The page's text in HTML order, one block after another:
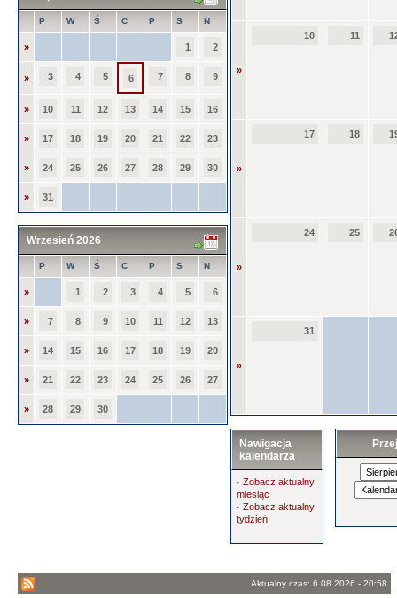
P W Ś C P S N
» 1 2
» 3 4 5 6 7 8 9
» 10 11 12 13 14 15 16
» 17 18 19 20 21 22 23
» 24 25 26 27 28 29 30
» 31
Wrzesień 2026
P W Ś C P S N
» 1 2 3 4 5 6
» 7 8 9 10 11 12 13
» 14 15 16 17 18 19 20
» 21 22 23 24 25 26 27
» 28 29 30
»
10 11
»
17 18
»
24 25
»
31
Nawigacja
kalendarza
· Zobacz aktualny
miesiąc
· Zobacz aktualny
tydzień
Aktualny czas: 6.08.2026 - 20:58